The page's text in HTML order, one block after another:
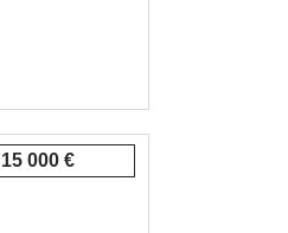
15 000 €